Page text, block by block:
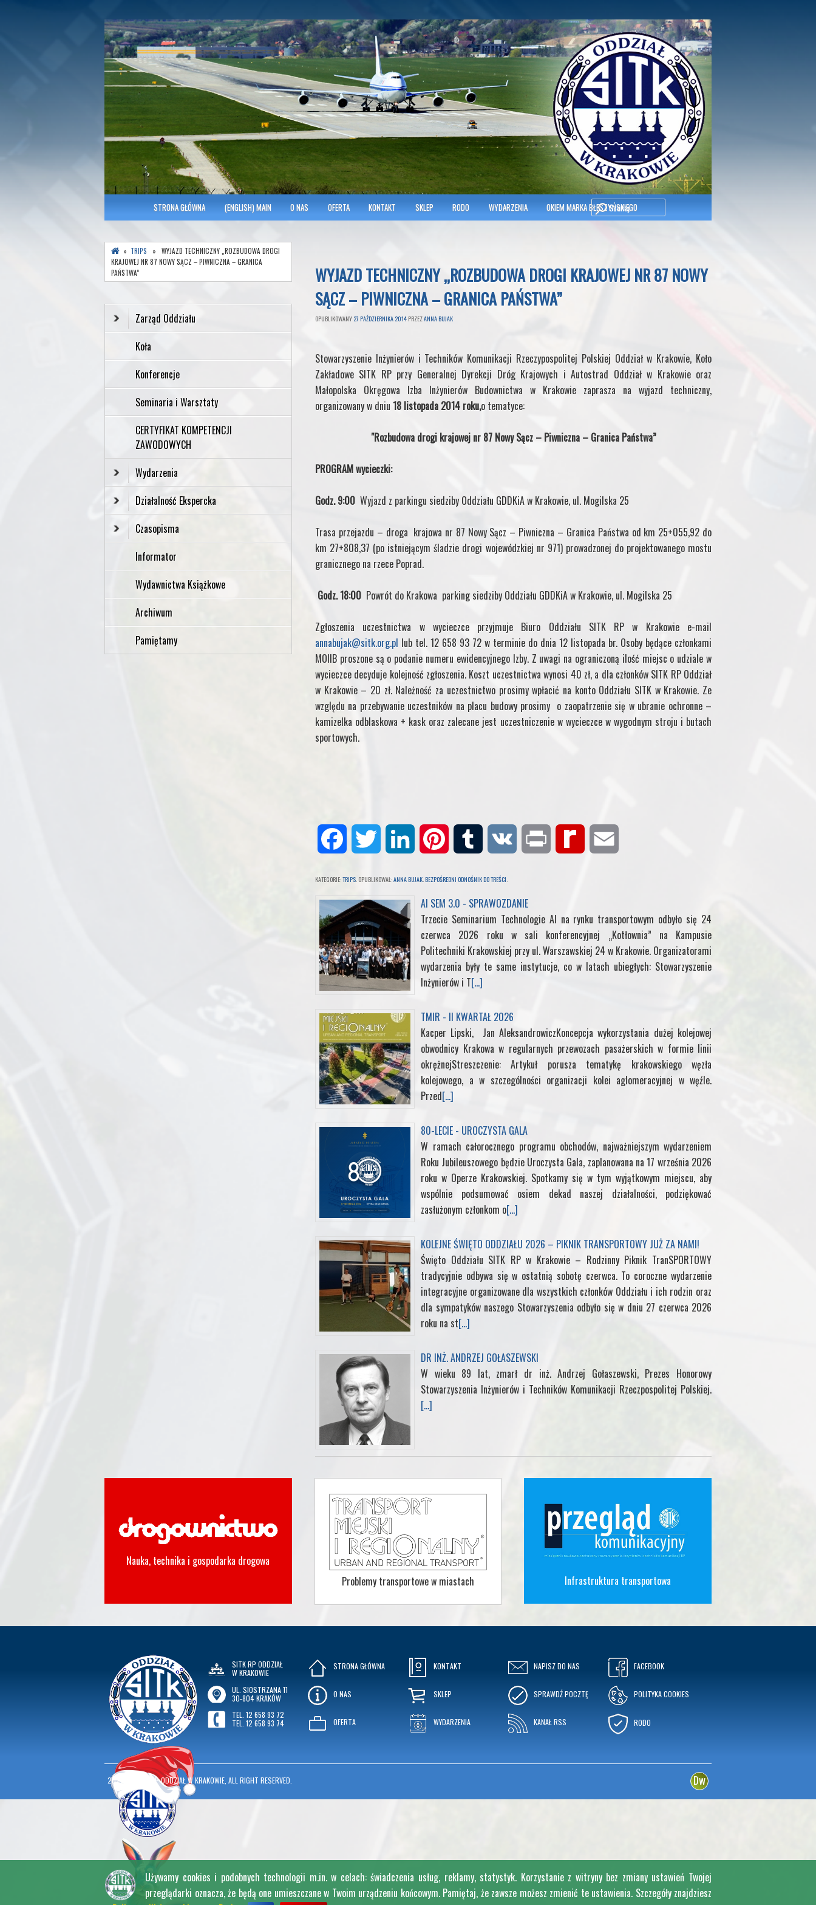
SITK RP Oddział w KRAKOWIE
Polish Association of Engineers & Technicians of Transportation
Szukaj
MENU GŁÓWNESTRONA GŁÓWNA (ENGLISH) MAIN O NAS OFERTA KONTAKT SKLEP RODO WYDARZENIA OKIEM MARKA BŁESZYŃSKIEGO
WYJAZD TECHNICZNY „ROZBUDOWA DROGI KRAJOWEJ NR 87 NOWY
SĄCZ – PIWNICZNA – GRANICA PAŃSTWA”
OPUBLIKOWANY 27 PAŹDZIERNIKA 2014 PRZEZANNA BUJAK
Stowarzyszenie Inżynierów i Techników Komunikacji Rzeczypospolitej Polskiej Oddział w Krakowie, Koło
Zakładowe SITK RP przy Generalnej Dyrekcji Dróg Krajowych i Autostrad Oddział w Krakowie oraz
Małopolska Okręgowa Izba Inżynierów Budownictwa w Krakowie zaprasza na wyjazd techniczny,
organizowany w dniu 18 listopada 2014 roku,o tematyce:
"Rozbudowa drogi krajowej nr 87 Nowy Sącz – Piwniczna – Granica Państwa”
PROGRAM wycieczki:
Godz. 9:00 Wyjazd z parkingu siedziby Oddziału GDDKiA w Krakowie, ul. Mogilska 25
Trasa przejazdu – droga krajowa nr 87 Nowy Sącz – Piwniczna – Granica Państwa od km 25+055,92 do
km 27+808,37 (po istniejącym śladzie drogi wojewódzkiej nr 971) prowadzonej do projektowanego mostu
granicznego na rzece Poprad.
Godz. 18:00 Powrót do Krakowa parking siedziby Oddziału GDDKiA w Krakowie, ul. Mogilska 25
Zgłoszenia uczestnictwa w wycieczce przyjmuje Biuro Oddziału SITK RP w Krakowie e-mail
annabujak@sitk.org.pl lub tel. 12 658 93 72 w terminie do dnia 12 listopada br. Osoby będące członkami
MOIIB proszone są o podanie numeru ewidencyjnego Izby. Z uwagi na ograniczoną ilość miejsc o udziale w
wycieczce decyduje kolejność zgłoszenia. Koszt uczestnictwa wynosi 40 zł, a dla członków SITK RP Oddział
w Krakowie – 20 zł. Należność za uczestnictwo prosimy wpłacić na konto Oddziału SITK w Krakowie. Ze
względu na przebywanie uczestników na placu budowy prosimy o zaopatrzenie się w ubranie ochronne –
kamizelka odblaskowa + kask oraz zalecane jest uczestniczenie w wycieczce w wygodnym stroju i butach
sportowych.
c
e
b
o
o
k
i
t
e
r
n
e
r
e
s
t
m
b
l
n
t
i
f
y
P
e
i
l
KATEGORIE:TRIPS. OPUBLIKOWAŁ:ANNA BUJAK.BEZPOŚREDNI ODNOŚNIK DO TREŚCI.
AI SEM 3.0 - SPRAWOZDANIE
Trzecie Seminarium Technologie AI na rynku transportowym odbyło się 24
czerwca 2026 roku w sali konferencyjnej „Kotłownia” na Kampusie
Politechniki Krakowskiej przy ul. Warszawskiej 24 w Krakowie. Organizatorami
wydarzenia były te same instytucje, co w latach ubiegłych: Stowarzyszenie
Inżynierów i T[...]
TMIR - II KWARTAŁ 2026
Kacper Lipski, Jan AleksandrowiczKoncepcja wykorzystania dużej kolejowej
obwodnicy Krakowa w regularnych przewozach pasażerskich w formie linii
okrężnejStreszczenie: Artykuł porusza tematykę krakowskiego węzła
kolejowego, a w szczególności organizacji kolei aglomeracyjnej w węźle.
Przed[...]
80-LECIE - UROCZYSTA GALA
W ramach całorocznego programu obchodów, najważniejszym wydarzeniem
Roku Jubileuszowego będzie Uroczysta Gala, zaplanowana na 17 września 2026
roku w Operze Krakowskiej. Spotkamy się w tym wyjątkowym miejscu, aby
wspólnie podsumować osiem dekad naszej działalności, podziękować
zasłużonym członkom o[...]
KOLEJNE ŚWIĘTO ODDZIAŁU 2026 – PIKNIK TRANSPORTOWY JUŻ ZA NAMI!
Święto Oddziału SITK RP w Krakowie – Rodzinny Piknik TranSPORTOWY
tradycyjnie odbywa się w ostatnią sobotę czerwca. To coroczne wydarzenie
integracyjne organizowane dla wszystkich członków Oddziału i ich rodzin oraz
dla sympatyków naszego Stowarzyszenia odbyło się w dniu 27 czerwca 2026
roku na st[...]
DR INŻ. ANDRZEJ GOŁASZEWSKI
W wieku 89 lat, zmarł dr inż. Andrzej Gołaszewski, Prezes Honorowy
Stowarzyszenia Inżynierów i Techników Komunikacji Rzeczpospolitej Polskiej.
[...]
» TRIPS » WYJAZD TECHNICZNY „ROZBUDOWA DROGI
KRAJOWEJ NR 87 NOWY SĄCZ – PIWNICZNA – GRANICA
PAŃSTWA”
Zarząd Oddziału
Koła
Konferencje
Seminaria i Warsztaty
CERTYFIKAT KOMPETENCJI
ZAWODOWYCH
Wydarzenia
Działalność Ekspercka
Czasopisma
Informator
Wydawnictwa Książkowe
Archiwum
Pamiętamy
Nauka, technika i gospodarka drogowa
Problemy transportowe w miastach
Infrastruktura transportowa
SITK RP ODDZIAŁ
W KRAKOWIE
UL. SIOSTRZANA 11
30-804 KRAKÓW
TEL. 12 658 93 72
TEL. 12 658 93 74
STRONA GŁÓWNA
O NAS
OFERTA
KONTAKT
SKLEP
WYDARZENIA
NAPISZ DO NAS
SPRAWDŹ POCZTĘ
KANAŁ RSS
FACEBOOK
POLITYKA COOKIES
RODO
2026 SITK RP ODDZIAŁ W KRAKOWIE, ALL RIGHT RESERVED. Dw
Używamy cookies i podobnych technologii m.in. w celach: świadczenia usług, reklamy, statystyk. Korzystanie z witryny bez zmiany ustawień Twojej
przeglądarki oznacza, że będą one umieszczane w Twoim urządzeniu końcowym. Pamiętaj, że zawsze możesz zmienić te ustawienia. Szczegóły znajdziesz